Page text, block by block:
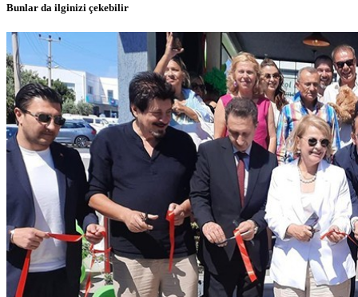
Bunlar da ilginizi çekebilir